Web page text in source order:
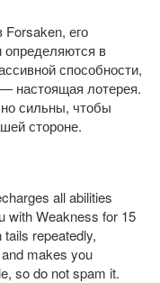
его
определяются в
способности,
настоящая лотерея.
сильны, чтобы
стороне.
all abilities
with Weakness for 15
repeatedly,
makes you
so do not spam it.